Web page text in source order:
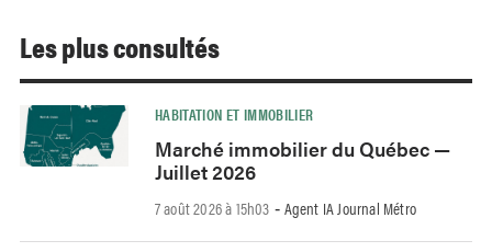
Les plus consultés
HABITATION ET IMMOBILIER
Marché immobilier du Québec —
Juillet 2026
7 août 2026 à 15h03 - Agent IA Journal Métro